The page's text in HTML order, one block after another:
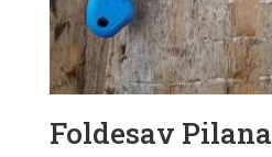
Foldesav Pilana